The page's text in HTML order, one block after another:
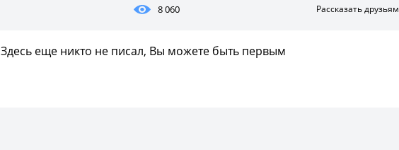
8 060 Рассказать друзьям
Здесь еще никто не писал, Вы можете быть первым